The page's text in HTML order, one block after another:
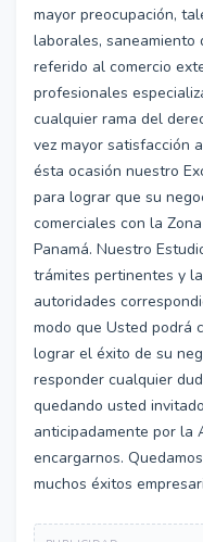
mayor preocupación,
laborales, saneamiento
referido al comercio
profesionales
cualquier rama del
vez mayor satisfacción
ésta ocasión nuestro
para lograr que su
comerciales con la
Panamá. Nuestro
trámites pertinentes y
autoridades
modo que Usted podrá
lograr el éxito de su
responder cualquier
quedando usted
anticipadamente por la
encargarnos.
muchos éxitos